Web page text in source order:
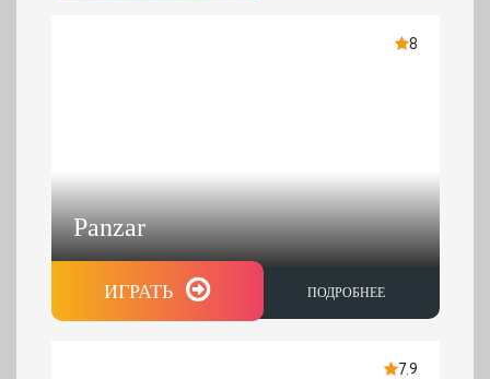
8
Panzar
ИГРАТЬ ПОДРОБНЕЕ
7.9